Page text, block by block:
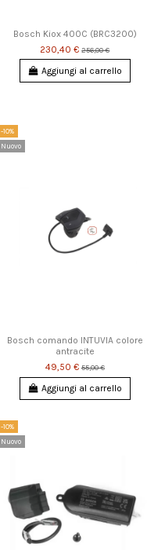
Bosch Kiox 400C (BRC3200)
230,40 € 256,00 €
Aggiungi al carrello
-10%
Nuovo
Bosch comando INTUVIA colore
antracite
49,50 € 55,00 €
Aggiungi al carrello
-10%
Nuovo